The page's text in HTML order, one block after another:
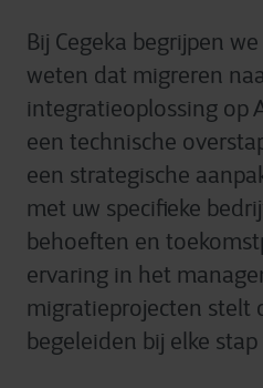
Bij Cegeka begrijpen
weten dat migreren
integratieoplossing op
een technische
een strategische
met uw specifieke
behoeften en
ervaring in het
migratieprojecten stelt
begeleiden bij elke